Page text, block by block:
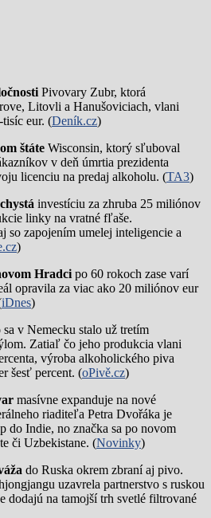
Pivovary Zubr, ktorá
Litovli a Hanušoviciach, vlani
eur. (Deník.cz)
štáte Wisconsin, ktorý sľuboval
v deň úmrtia prezidenta
licenciu na predaj alkoholu. (TA3)
investíciu za zhruba 25 miliónov
linky na vratné fľaše.
so zapojením umelej inteligencie a
)
Hradci po 60 rokoch zase varí
opravila za viac ako 20 miliónov eur
iDnes)
sa v Nemecku stalo už tretím
Zatiaľ čo jeho produkcia vlani
výroba alkoholického piva
šesť percent. (oPivě.cz)
masívne expanduje na nové
riaditeľa Petra Dvořáka je
do Indie, no značka sa po novom
či Uzbekistane. (Novinky)
do Ruska okrem zbraní aj pivo.
uzavrela partnerstvo s ruskou
dodajú na tamojší trh svetlé filtrované